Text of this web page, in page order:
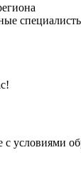
с условиями